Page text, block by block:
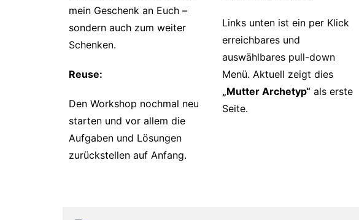
mein Geschenk an Euch –
sondern auch zum weiter
Schenken.
Reuse:
Den Workshop nochmal neu
starten und vor allem die
Aufgaben und Lösungen
zurückstellen auf Anfang.
Links unten ist ein per Klick
erreichbares und
auswählbares pull-down
Menü. Aktuell zeigt dies
„Mutter Archetyp“als erste
Seite.